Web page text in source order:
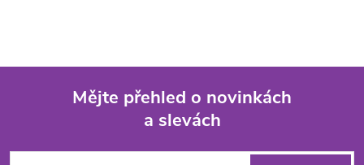
c
n
Mějte přehled o novinkách
a slevách